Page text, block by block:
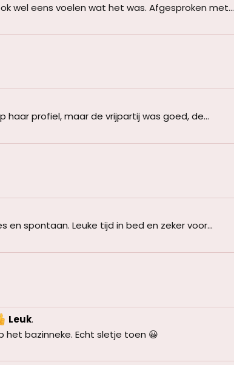
wel eens voelen wat het was. Afgesproken met...
haar profiel, maar de vrijpartij was goed, de...
spontaan. Leuke tijd in bed en zeker voor...
Leuk.
bazinneke. Echt sletje toen 😀